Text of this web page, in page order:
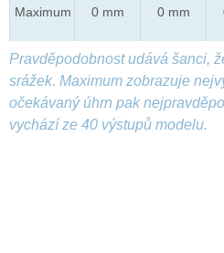
Maximum 0 mm 0 mm
Pravděpodobnost udává šanci,
srážek. Maximum zobrazuje
očekávaný úhrn pak
vychází ze 40 výstupů modelu.